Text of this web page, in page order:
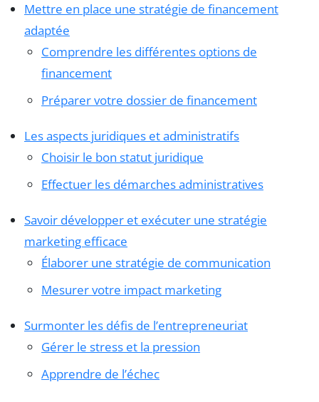
Mettre en place une stratégie de financement
adaptée
Comprendre les différentes options de
financement
Préparer votre dossier de financement
Les aspects juridiques et administratifs
Choisir le bon statut juridique
Effectuer les démarches administratives
Savoir développer et exécuter une stratégie
marketing efficace
Élaborer une stratégie de communication
Mesurer votre impact marketing
Surmonter les défis de l’entrepreneuriat
Gérer le stress et la pression
Apprendre de l’échec